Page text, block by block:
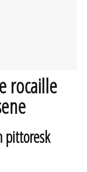
rocaille
pittoresk